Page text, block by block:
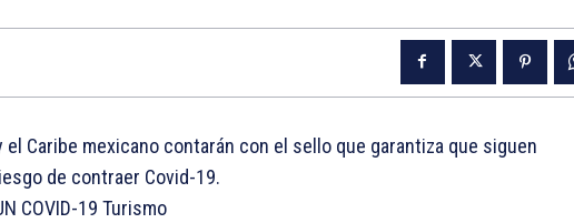
Caribe mexicano contarán con el sello que garantiza que siguen
de contraer Covid-19.